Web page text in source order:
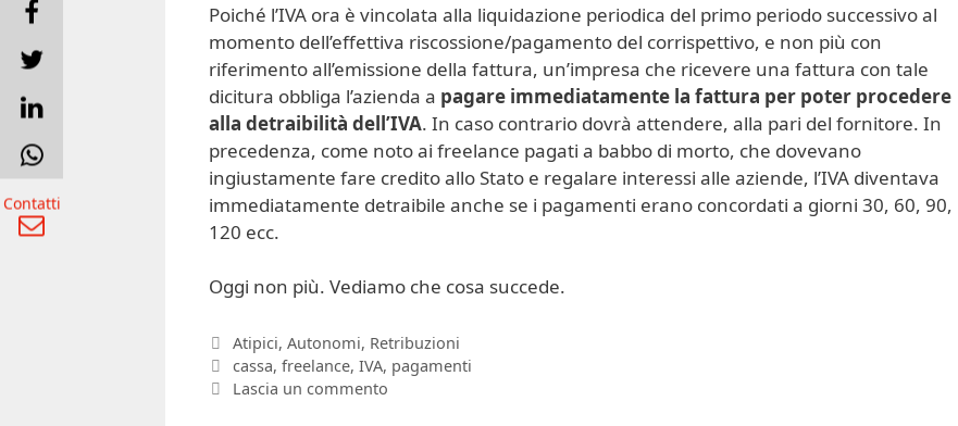
Poiché l’IVA ora è vincolata alla liquidazione periodica del primo periodo successivo al
momento dell’effettiva riscossione/pagamento del corrispettivo, e non più con
riferimento all’emissione della fattura, un’impresa che ricevere una fattura con tale
dicitura obbliga l’azienda a pagare immediatamente la fattura per poter procedere
alla detraibilità dell’IVA. In caso contrario dovrà attendere, alla pari del fornitore. In
precedenza, come noto ai freelance pagati a babbo di morto, che dovevano
ingiustamente fare credito allo Stato e regalare interessi alle aziende, l’IVA diventava
immediatamente detraibile anche se i pagamenti erano concordati a giorni 30, 60, 90,
120 ecc.
Oggi non più. Vediamo che cosa succede.
Categorie
Atipici, Autonomi, Retribuzioni
Tag
cassa, freelance, IVA, pagamenti
Lascia un commento
Contatti